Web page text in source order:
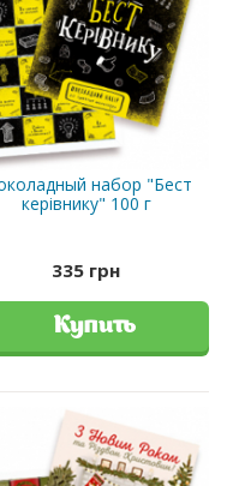
набор "Бест
керівнику" 100 г
335 грн
Купить